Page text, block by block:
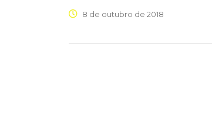
8 de outubro de 2018